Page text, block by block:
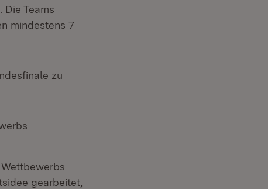
Teams
mindestens 7
zu
gearbeitet,